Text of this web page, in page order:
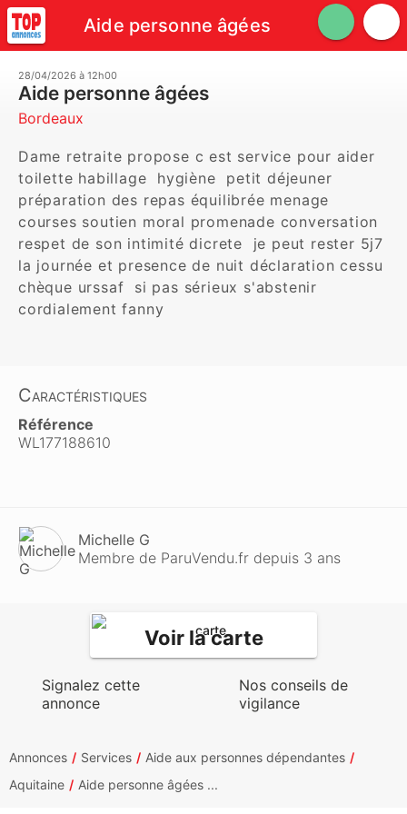
Aide personne âgées
28/04/2026 à 12h00
Aide personne âgées
Bordeaux
Dame retraite propose c est service pour aider
toilette habillage  hygiène  petit déjeuner
préparation des repas équilibrée menage
courses soutien moral promenade conversation
respet de son intimité dicrete  je peut rester 5j7
la journée et presence de nuit déclaration cessu
chèque urssaf  si pas sérieux s'abstenir
cordialement fanny
Caractéristiques
Référence
WL177188610
Michelle G
Membre de ParuVendu.fr depuis 3 ans
Voir la carte
Signalez cette
annonce
Nos conseils de
vigilance
Annonces Services
Aide aux personnes dépendantes
Aquitaine
Aide personne âgées ...